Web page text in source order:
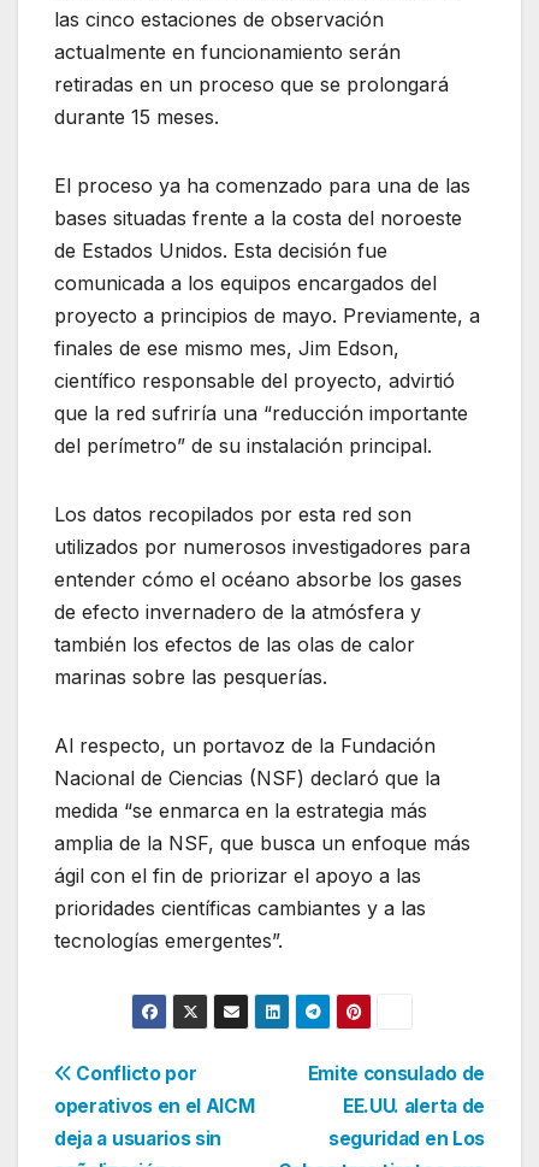
las cinco estaciones de observación
actualmente en funcionamiento serán
retiradas en un proceso que se prolongará
durante 15 meses.
El proceso ya ha comenzado para una de las
bases situadas frente a la costa del noroeste
de Estados Unidos. Esta decisión fue
comunicada a los equipos encargados del
proyecto a principios de mayo. Previamente, a
finales de ese mismo mes, Jim Edson,
científico responsable del proyecto, advirtió
que la red sufriría una “reducción importante
del perímetro” de su instalación principal.
Los datos recopilados por esta red son
utilizados por numerosos investigadores para
entender cómo el océano absorbe los gases
de efecto invernadero de la atmósfera y
también los efectos de las olas de calor
marinas sobre las pesquerías.
Al respecto, un portavoz de la Fundación
Nacional de Ciencias (NSF) declaró que la
medida “se enmarca en la estrategia más
amplia de la NSF, que busca un enfoque más
ágil con el fin de priorizar el apoyo a las
prioridades científicas cambiantes y a las
tecnologías emergentes”.
Navegación
de
Emite consulado de
EE.UU. alerta de
seguridad en Los
Conflicto por
operativos en el AICM
deja a usuarios sin